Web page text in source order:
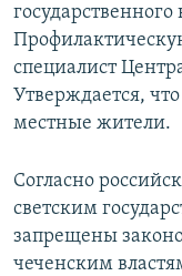
специалист
Утверждается,
местные жители.
Согласно
светским
запрещены
чеченским